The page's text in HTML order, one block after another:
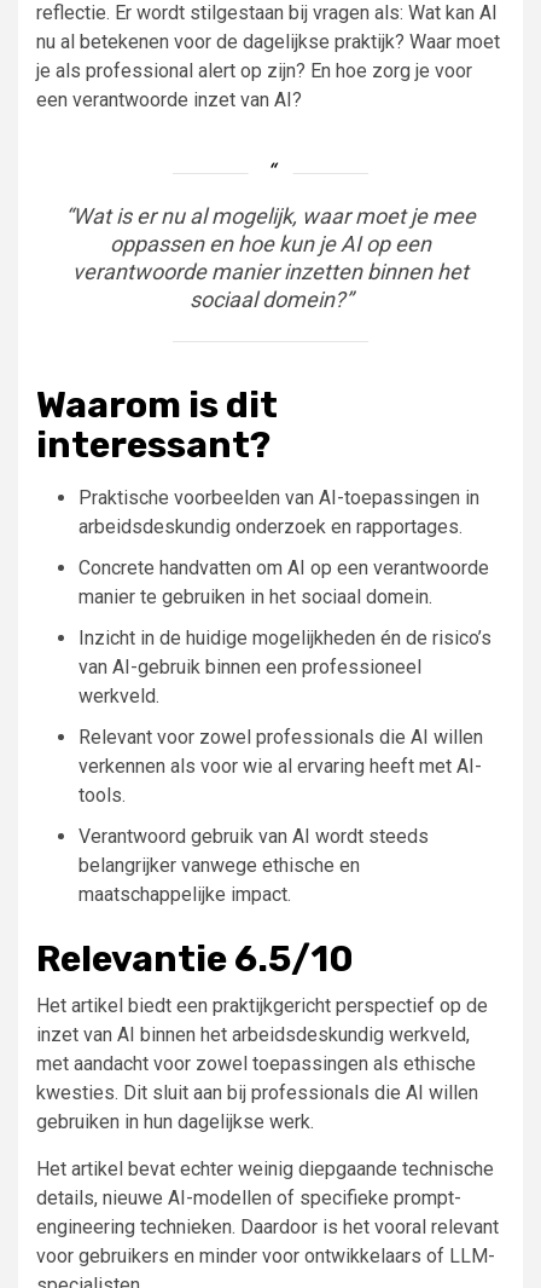
reflectie. Er wordt stilgestaan bij vragen als: Wat kan AI
nu al betekenen voor de dagelijkse praktijk? Waar moet
je als professional alert op zijn? En hoe zorg je voor
een verantwoorde inzet van AI?
“Wat is er nu al mogelijk, waar moet je mee
oppassen en hoe kun je AI op een
verantwoorde manier inzetten binnen het
sociaal domein?”
Waarom is dit
interessant?
Praktische voorbeelden van AI-toepassingen in
arbeidsdeskundig onderzoek en rapportages.
Concrete handvatten om AI op een verantwoorde
manier te gebruiken in het sociaal domein.
Inzicht in de huidige mogelijkheden én de risico’s
van AI-gebruik binnen een professioneel
werkveld.
Relevant voor zowel professionals die AI willen
verkennen als voor wie al ervaring heeft met AI-
tools.
Verantwoord gebruik van AI wordt steeds
belangrijker vanwege ethische en
maatschappelijke impact.
Relevantie 6.5/10
Het artikel biedt een praktijkgericht perspectief op de
inzet van AI binnen het arbeidsdeskundig werkveld,
met aandacht voor zowel toepassingen als ethische
kwesties. Dit sluit aan bij professionals die AI willen
gebruiken in hun dagelijkse werk.
Het artikel bevat echter weinig diepgaande technische
details, nieuwe AI-modellen of specifieke prompt-
engineering technieken. Daardoor is het vooral relevant
voor gebruikers en minder voor ontwikkelaars of LLM-